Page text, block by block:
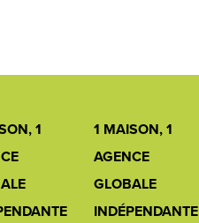
1
1 MAISON, 1
AGENCE
GLOBALE
INDÉPENDANTE